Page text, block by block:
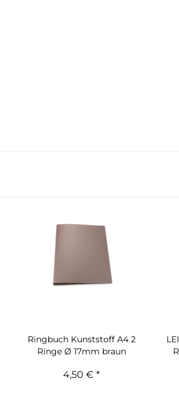
Ringbuch Kunststoff A4 2
Ringe Ø 17mm braun
4,50 € *